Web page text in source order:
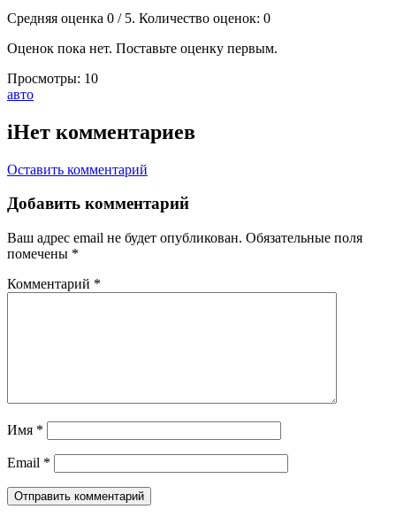
Средняя оценка 0 / 5. Количество оценок: 0
Оценок пока нет. Поставьте оценку первым.
Просмотры: 10
Тэги:
авто
iНет комментариев
Оставить комментарий
Добавить комментарий
Ваш адрес email не будет опубликован. Обязательные поля
помечены *
Комментарий *
Имя *
Email *